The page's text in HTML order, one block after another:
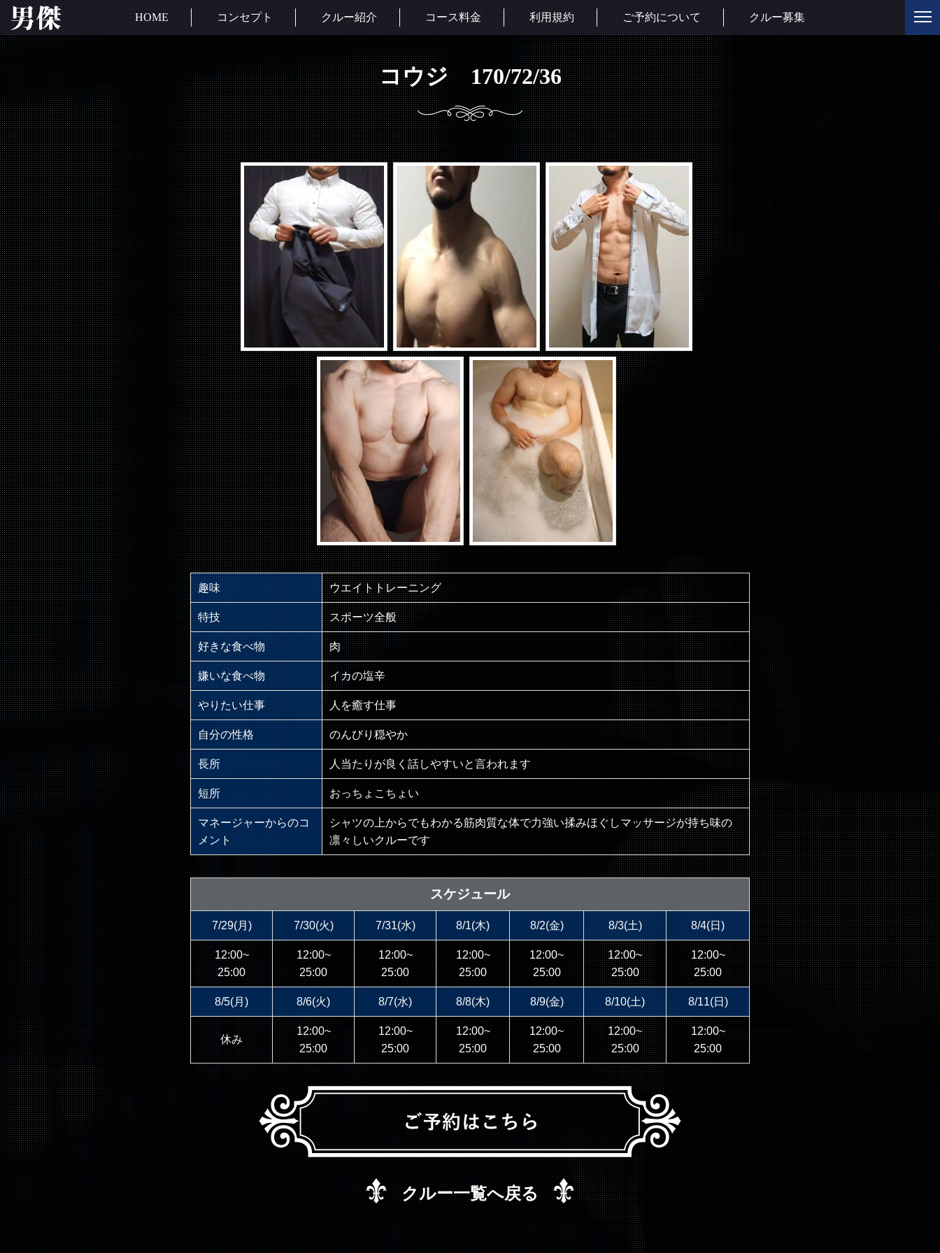
HOME コンセプト クルー紹介 コース料金 利用規約 ご予約について クルー募集
コウジ 170/72/36
趣味 ウエイトトレーニング
特技 スポーツ全般
好きな食べ物 肉
嫌いな食べ物 イカの塩辛
やりたい仕事 人を癒す仕事
自分の性格 のんびり穏やか
長所 人当たりが良く話しやすいと言われます
短所 おっちょこちょい
マネージャーからのコ
メント
シャツの上からでもわかる筋肉質な体で力強い揉みほぐしマッサージが持ち味の
凛々しいクルーです
スケジュール
7/29(月) 7/30(火) 7/31(水) 8/1(木) 8/2(金) 8/3(土) 8/4(日)
12:00~
25:00
12:00~
25:00
12:00~
25:00
12:00~
25:00
12:00~
25:00
12:00~
25:00
12:00~
25:00
8/5(月) 8/6(火) 8/7(水) 8/8(木) 8/9(金) 8/10(土) 8/11(日)
休み
12:00~
25:00
12:00~
25:00
12:00~
25:00
12:00~
25:00
12:00~
25:00
12:00~
25:00
クルー一覧へ戻る